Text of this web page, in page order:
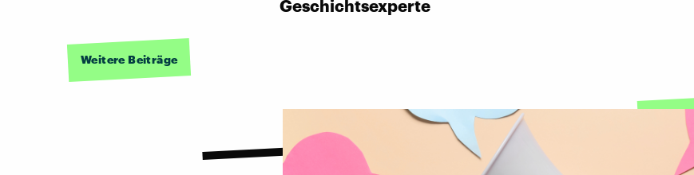
Geschichtsexperte
Weitere Beiträge